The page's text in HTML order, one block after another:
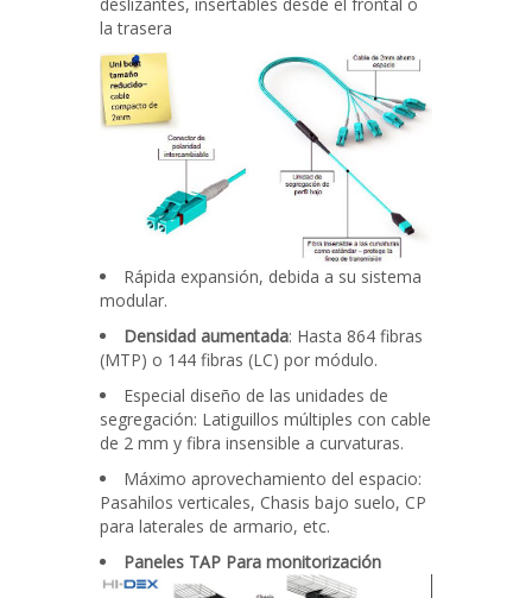
la trasera
Rápida expansión, debida a su sistema
modular.
Densidad aumentada: Hasta 864 fibras
(MTP) o 144 fibras (LC) por módulo.
Especial diseño de las unidades de
segregación: Latiguillos múltiples con cable
de 2 mm y fibra insensible a curvaturas.
Máximo aprovechamiento del espacio:
Pasahilos verticales, Chasis bajo suelo, CP
para laterales de armario, etc.
Paneles TAP Para monitorización